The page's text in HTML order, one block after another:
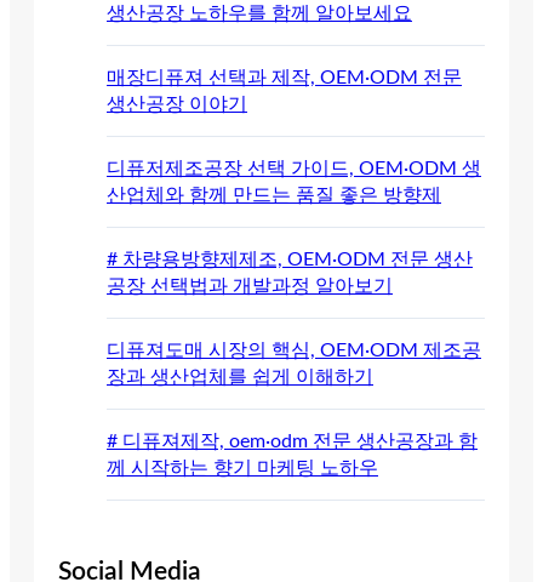
생산공장 노하우를 함께 알아보세요
매장디퓨져 선택과 제작, OEM·ODM 전문
생산공장 이야기
디퓨저제조공장 선택 가이드, OEM·ODM 생
산업체와 함께 만드는 품질 좋은 방향제
# 차량용방향제제조, OEM·ODM 전문 생산
공장 선택법과 개발과정 알아보기
디퓨져도매 시장의 핵심, OEM·ODM 제조공
장과 생산업체를 쉽게 이해하기
# 디퓨져제작, oem·odm 전문 생산공장과 함
께 시작하는 향기 마케팅 노하우
Social Media